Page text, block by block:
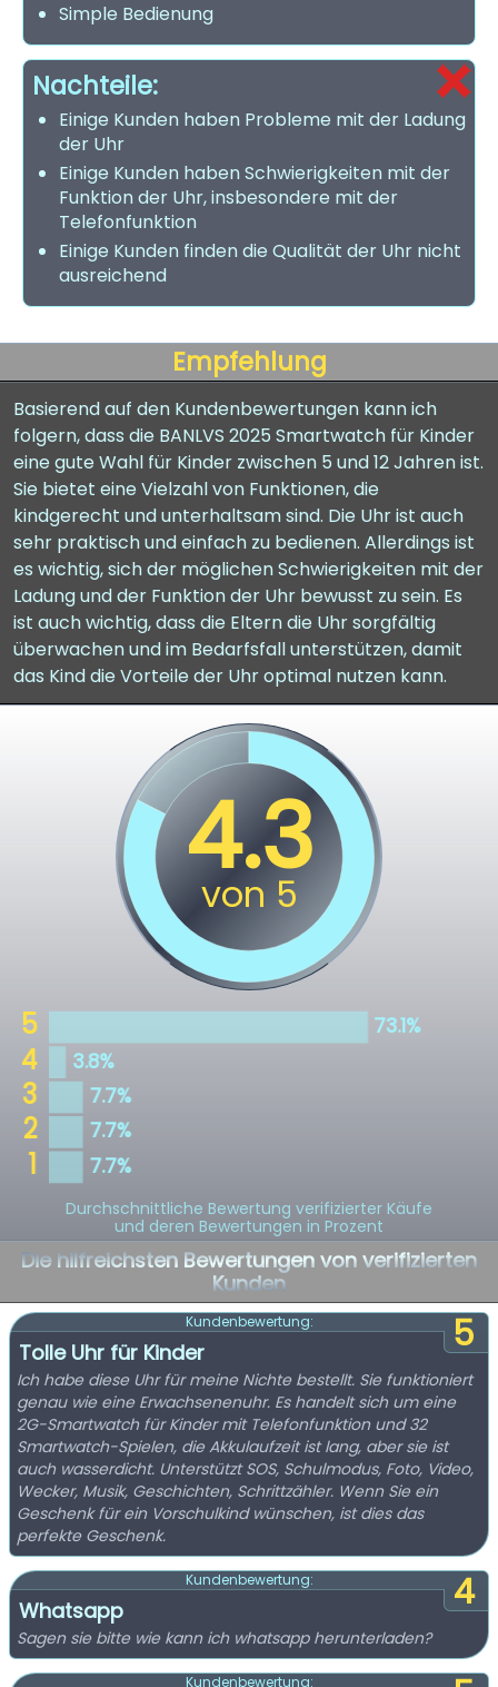
Simple Bedienung
Nachteile:
Einige Kunden haben Probleme mit der Ladung
der Uhr
Einige Kunden haben Schwierigkeiten mit der
Funktion der Uhr, insbesondere mit der
Telefonfunktion
Einige Kunden finden die Qualität der Uhr nicht
ausreichend
Empfehlung
Basierend auf den Kundenbewertungen kann ich
folgern, dass die BANLVS 2025 Smartwatch für Kinder
eine gute Wahl für Kinder zwischen 5 und 12 Jahren ist.
Sie bietet eine Vielzahl von Funktionen, die
kindgerecht und unterhaltsam sind. Die Uhr ist auch
sehr praktisch und einfach zu bedienen. Allerdings ist
es wichtig, sich der möglichen Schwierigkeiten mit der
Ladung und der Funktion der Uhr bewusst zu sein. Es
ist auch wichtig, dass die Eltern die Uhr sorgfältig
überwachen und im Bedarfsfall unterstützen, damit
das Kind die Vorteile der Uhr optimal nutzen kann.
Durchschnittliche Bewertung verifizierter Käufe
und deren Bewertungen in Prozent
Die hilfreichsten Bewertungen von verifizierten
Kunden
5
Kundenbewertung:
Tolle Uhr für Kinder
Ich habe diese Uhr für meine Nichte bestellt. Sie funktioniert
genau wie eine Erwachsenenuhr. Es handelt sich um eine
2G-Smartwatch für Kinder mit Telefonfunktion und 32
Smartwatch-Spielen, die Akkulaufzeit ist lang, aber sie ist
auch wasserdicht. Unterstützt SOS, Schulmodus, Foto, Video,
Wecker, Musik, Geschichten, Schrittzähler. Wenn Sie ein
Geschenk für ein Vorschulkind wünschen, ist dies das
perfekte Geschenk.
4
Kundenbewertung:
Whatsapp
Sagen sie bitte wie kann ich whatsapp herunterladen?
Kundenbewertung: